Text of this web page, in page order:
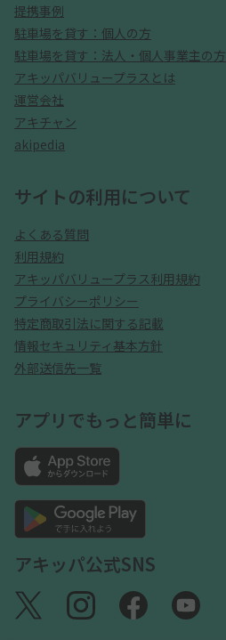
提携事例
駐車場を貸す：個人の方
駐車場を貸す：法人・個人事業主の方
アキッパバリュープラスとは
運営会社
アキチャン
akipedia
サイトの利用について
よくある質問
利用規約
アキッパバリュープラス利用規約
プライバシーポリシー
特定商取引法に関する記載
情報セキュリティ基本方針
外部送信先一覧
アプリでもっと簡単に
アキッパ公式SNS